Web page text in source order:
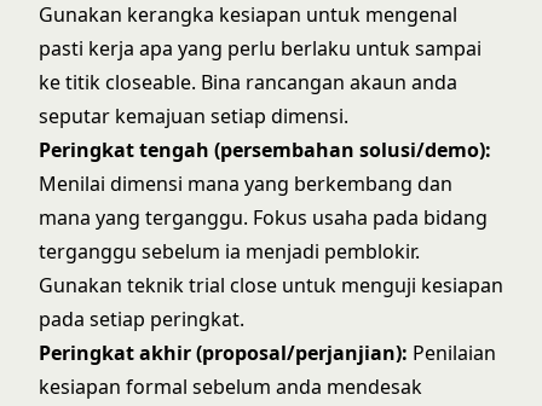
Gunakan kerangka kesiapan untuk mengenal
pasti kerja apa yang perlu berlaku untuk sampai
ke titik closeable. Bina rancangan akaun anda
seputar kemajuan setiap dimensi.
Peringkat tengah (persembahan solusi/demo):
Menilai dimensi mana yang berkembang dan
mana yang terganggu. Fokus usaha pada bidang
terganggu sebelum ia menjadi pemblokir.
Gunakan teknik trial close untuk menguji kesiapan
pada setiap peringkat.
Peringkat akhir (proposal/perjanjian): Penilaian
kesiapan formal sebelum anda mendesak